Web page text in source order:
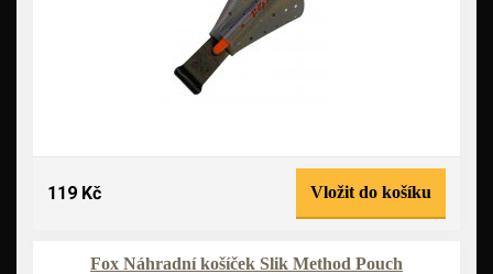
119 Kč Vložit do košíku
Fox Náhradní košíček Slik Method Pouch